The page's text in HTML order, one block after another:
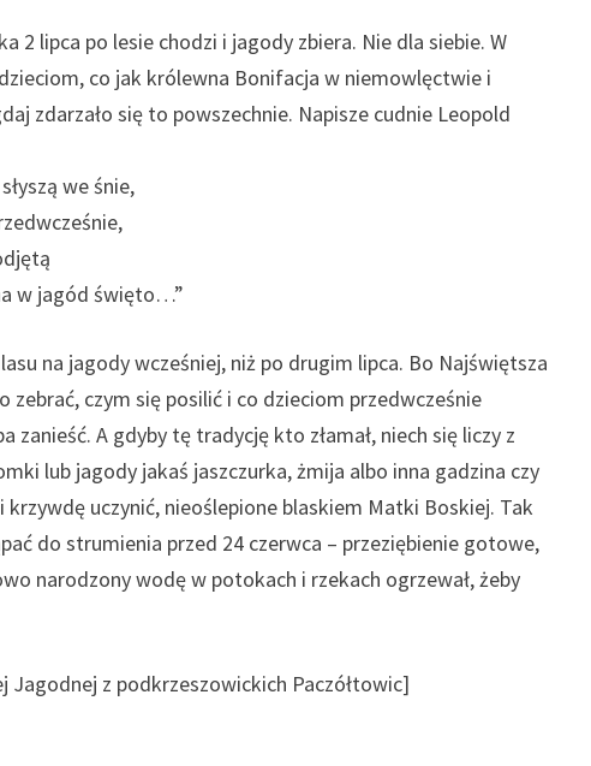
2 lipca po lesie chodzi i jagody zbiera. Nie dla siebie. W
co jak królewna Bonifacja w niemowlęctwie i
zdarzało się to powszechnie. Napisze cudnie Leopold
we śnie,
w jagód święto…”
na jagody wcześniej, niż po drugim lipca. Bo Najświętsza
zebrać, czym się posilić i co dzieciom przedwcześnie
zanieść. A gdyby tę tradycję kto złamał, niech się liczy z
lub jagody jakaś jaszczurka, żmija albo inna gadzina czy
krzywdę uczynić, nieoślepione blaskiem Matki Boskiej. Tak
do strumienia przed 24 czerwca – przeziębienie gotowe,
narodzony wodę w potokach i rzekach ogrzewał, żeby
Jagodnej z podkrzeszowickich Paczółtowic]